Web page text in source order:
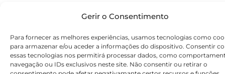
Gerir o Consentimento
Para fornecer as melhores experiências, usamos tecnologias como
para armazenar e/ou aceder a informações do dispositivo. Consentir
essas tecnologias nos permitirá processar dados, como
navegação ou IDs exclusivos neste site. Não consentir ou retirar o